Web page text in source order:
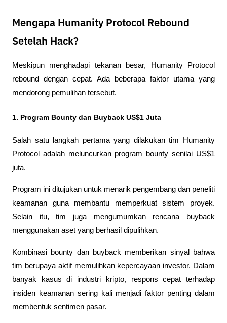
Mengapa Humanity Protocol Rebound
Setelah Hack?
Meskipun menghadapi tekanan besar, Humanity Protocol
rebound dengan cepat. Ada beberapa faktor utama yang
mendorong pemulihan tersebut.
1. Program Bounty dan Buyback US$1 Juta
Salah satu langkah pertama yang dilakukan tim Humanity
Protocol adalah meluncurkan program bounty senilai US$1
juta.
Program ini ditujukan untuk menarik pengembang dan peneliti
keamanan guna membantu memperkuat sistem proyek.
Selain itu, tim juga mengumumkan rencana buyback
menggunakan aset yang berhasil dipulihkan.
Kombinasi bounty dan buyback memberikan sinyal bahwa
tim berupaya aktif memulihkan kepercayaan investor. Dalam
banyak kasus di industri kripto, respons cepat terhadap
insiden keamanan sering kali menjadi faktor penting dalam
membentuk sentimen pasar.